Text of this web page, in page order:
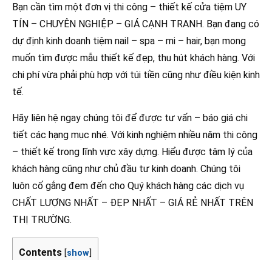
Bạn cần tìm một đơn vị thi công – thiết kế cửa tiệm UY
TÍN – CHUYÊN NGHIỆP – GIÁ CẠNH TRANH. Bạn đang có
dự định kinh doanh tiệm nail – spa – mi – hair, bạn mong
muốn tìm được mẫu thiết kế đẹp, thu hút khách hàng. Với
chi phí vừa phải phù hợp với túi tiền cũng như điều kiện kinh
tế.
Hãy liên hệ ngay chúng tôi để được tư vấn – báo giá chi
tiết các hạng mục nhé. Với kinh nghiệm nhiều năm thi công
– thiết kế trong lĩnh vực xây dựng. Hiểu được tâm lý của
khách hàng cũng như chủ đầu tư kinh doanh. Chúng tôi
luôn cố gắng đem đến cho Quý khách hàng các dịch vụ
CHẤT LƯỢNG NHẤT – ĐẸP NHẤT – GIÁ RẺ NHẤT TRÊN
THỊ TRƯỜNG.
Contents [show]